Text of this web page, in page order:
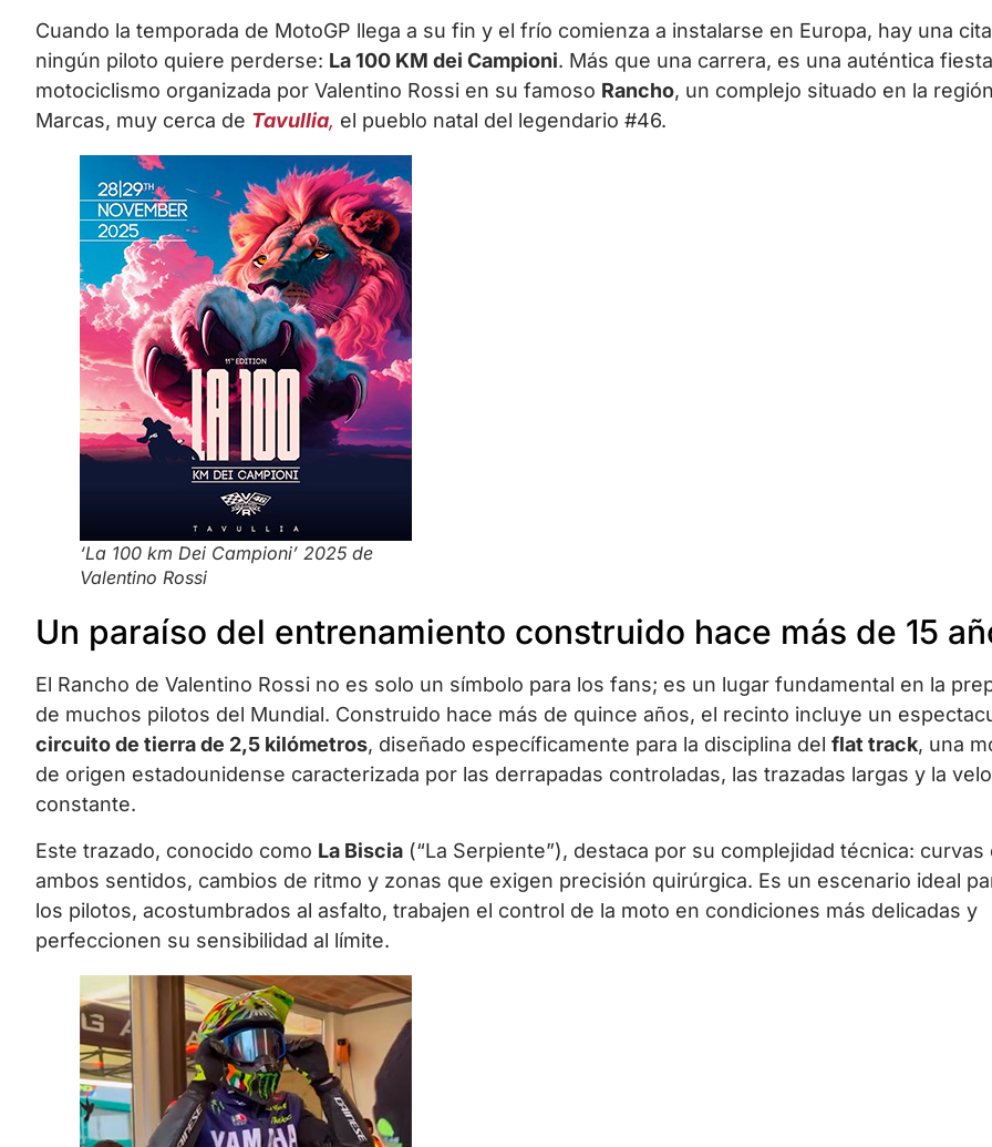
Cuando la temporada de MotoGP llega a su fin y el frío comienza a instalarse en Europa, hay una
ningún piloto quiere perderse: La 100 KM dei Campioni. Más que una carrera, es una auténtica
motociclismo organizada por Valentino Rossi en su famoso Rancho, un complejo situado en la
Marcas, muy cerca de Tavullia, el pueblo natal del legendario #46.
‘La 100 km Dei Campioni’ 2025 de
Valentino Rossi
Un paraíso del entrenamiento construido hace más de 15
El Rancho de Valentino Rossi no es solo un símbolo para los fans; es un lugar fundamental en la
de muchos pilotos del Mundial. Construido hace más de quince años, el recinto incluye un
circuito de tierra de 2,5 kilómetros, diseñado específicamente para la disciplina del flat track, una
de origen estadounidense caracterizada por las derrapadas controladas, las trazadas largas y la
constante.
Este trazado, conocido como La Biscia (“La Serpiente”), destaca por su complejidad técnica: curvas
ambos sentidos, cambios de ritmo y zonas que exigen precisión quirúrgica. Es un escenario ideal
los pilotos, acostumbrados al asfalto, trabajen el control de la moto en condiciones más delicadas y
perfeccionen su sensibilidad al límite.